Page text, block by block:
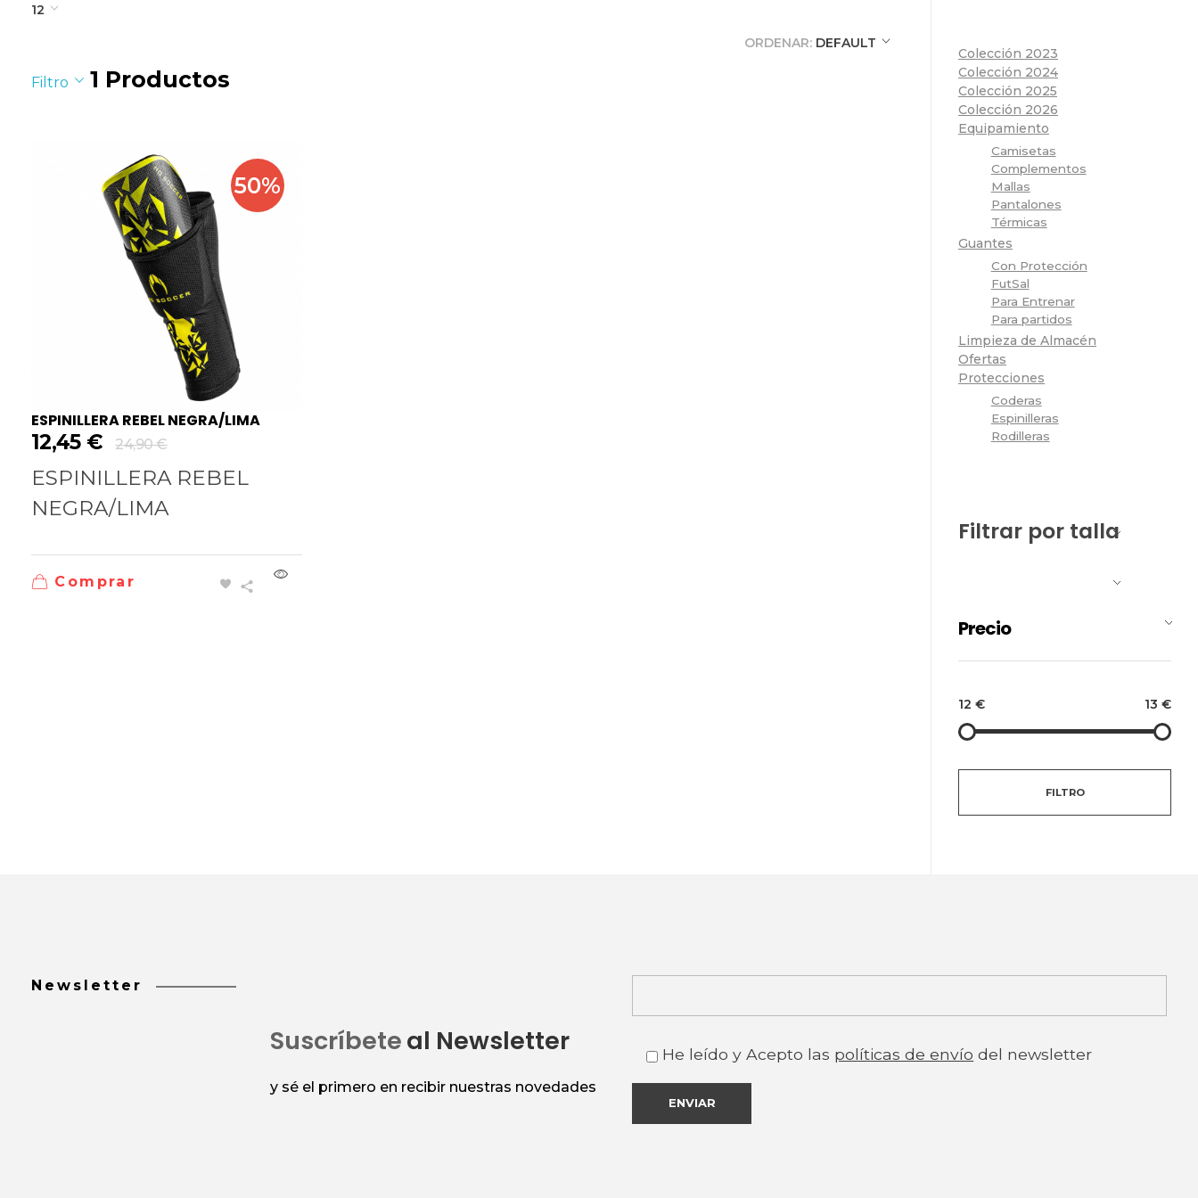
12
ORDENAR: DEFAULT
Filtro 1 Productos
50%
ESPINILLERA REBEL NEGRA/LIMA
12,45 € 24,90€
ESPINILLERA REBEL
NEGRA/LIMA
Comprar
Colección 2023
Colección 2024
Colección 2025
Colección 2026
Equipamiento
Camisetas
Complementos
Mallas
Pantalones
Térmicas
Guantes
Con Protección
FutSal
Para Entrenar
Para partidos
Limpieza de Almacén
Ofertas
Protecciones
Coderas
Espinilleras
Rodilleras
Filtrar por talla
Precio
12 € 13 €
FILTRO
Newsletter
Suscríbeteal Newsletter
y sé el primero en recibir nuestras novedades
He leído y Acepto las políticas de envío del newsletter